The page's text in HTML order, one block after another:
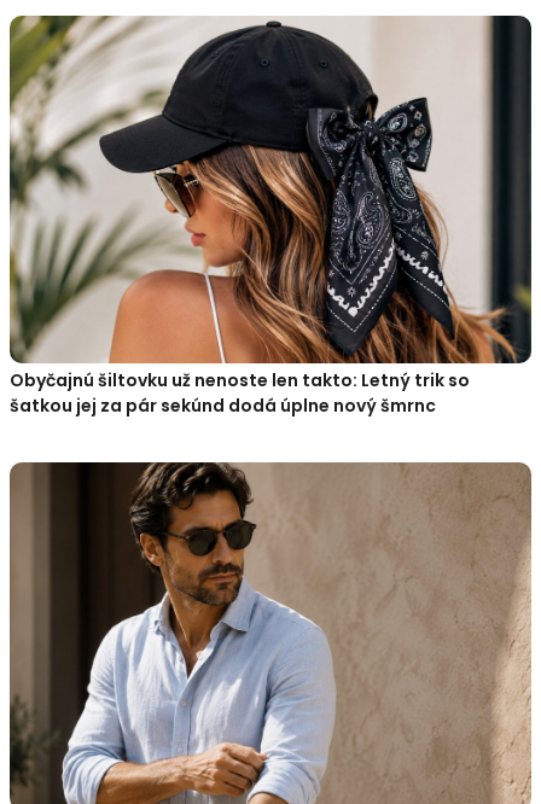
Obyčajnú šiltovku už nenoste len takto: Letný trik so
šatkou jej za pár sekúnd dodá úplne nový šmrnc